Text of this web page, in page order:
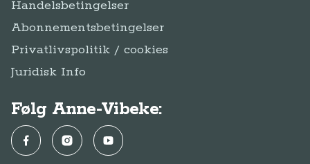
Handelsbetingelser
Abonnementsbetingelser
Privatlivspolitik / cookies
Juridisk Info
Følg Anne-Vibeke:
FacebookInstagramYouTube